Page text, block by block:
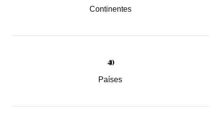
Continentes
40
Países